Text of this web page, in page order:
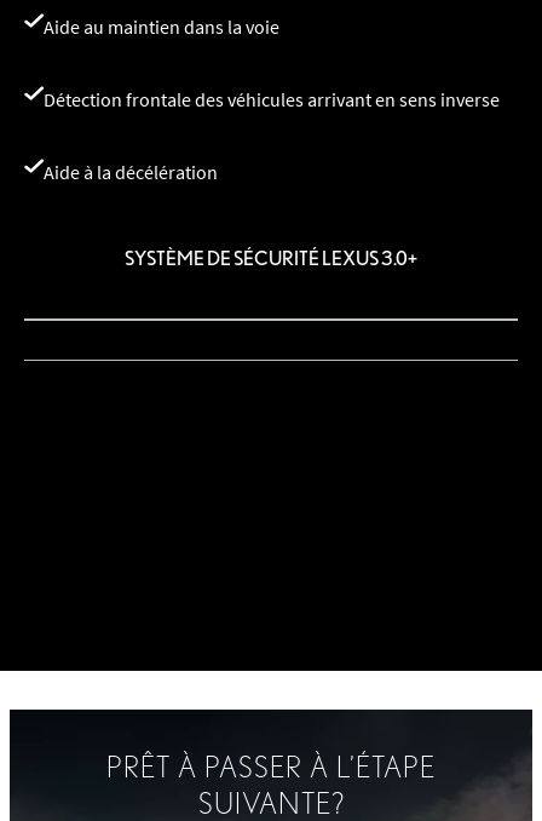
Aide au maintien dans la voie
Détection frontale des véhicules arrivant en sens inverse
Aide à la décélération
SYSTÈME DE SÉCURITÉ LEXUS 3.0+
PRÊT À PASSER À L’ÉTAPE
SUIVANTE?